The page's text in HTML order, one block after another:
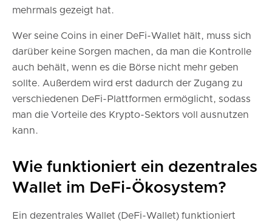
mehrmals gezeigt hat.
Wer seine Coins in einer DeFi-Wallet hält, muss sich
darüber keine Sorgen machen, da man die Kontrolle
auch behält, wenn es die Börse nicht mehr geben
sollte. Außerdem wird erst dadurch der Zugang zu
verschiedenen DeFi-Plattformen ermöglicht, sodass
man die Vorteile des Krypto-Sektors voll ausnutzen
kann.
Wie funktioniert ein dezentrales
Wallet im DeFi-Ökosystem?
Ein dezentrales Wallet (DeFi-Wallet) funktioniert